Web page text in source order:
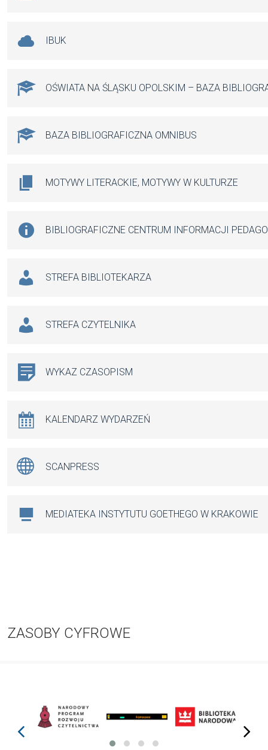
IBUK
OŚWIATA NA ŚLĄSKU OPOLSKIM – BAZA
BAZA BIBLIOGRAFICZNA OMNIBUS
MOTYWY LITERACKIE, MOTYWY W KULTURZE
BIBLIOGRAFICZNE CENTRUM INFORMACJI
STREFA BIBLIOTEKARZA
STREFA CZYTELNIKA
WYKAZ CZASOPISM
KALENDARZ WYDARZEŃ
SCANPRESS
MEDIATEKA INSTYTUTU GOETHEGO W KRAKOWIE
ZASOBY CYFROWE
prev next